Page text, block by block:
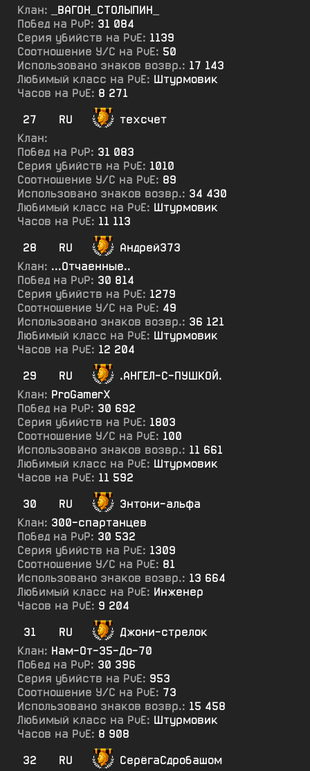
Клан:
_ВАГОН_СТОЛЫПИН_
Побед на PvP: 31 084
Серия убийств на PvE: 1139
Соотношение У/С на PvE: 50
Использовано знаков возвр.: 17 143
Любимый класс на PvE: Штурмовик
Часов на PvE: 8 271
27
RU
техсчет
Клан:
Побед на PvP: 31 083
Серия убийств на PvE: 1010
Соотношение У/С на PvE: 89
Использовано знаков возвр.: 34 430
Любимый класс на PvE: Штурмовик
Часов на PvE: 11 113
28
RU
Андрей373
Клан: ...Отчаенные..
Побед на PvP: 30 814
Серия убийств на PvE: 1279
Соотношение У/С на PvE: 49
Использовано знаков возвр.: 36 121
Любимый класс на PvE: Штурмовик
Часов на PvE: 12 204
29
RU
.АНГЕЛ-С-ПУШКОЙ.
Клан: ProGamerX
Побед на PvP: 30 692
Серия убийств на PvE: 1803
Соотношение У/С на PvE: 100
Использовано знаков возвр.: 11 661
Любимый класс на PvE: Штурмовик
Часов на PvE: 11 592
30
RU
Энтони-альфа
Клан: 300-спартанцев
Побед на PvP: 30 532
Серия убийств на PvE: 1309
Соотношение У/С на PvE: 81
Использовано знаков возвр.: 13 664
Любимый класс на PvE: Инженер
Часов на PvE: 9 204
31
RU
Джони-стрелок
Клан: Нам-От-35-До-70
Побед на PvP: 30 396
Серия убийств на PvE: 953
Соотношение У/С на PvE: 73
Использовано знаков возвр.: 15 458
Любимый класс на PvE: Штурмовик
Часов на PvE: 8 908
32
RU
СерёгаСдробашом